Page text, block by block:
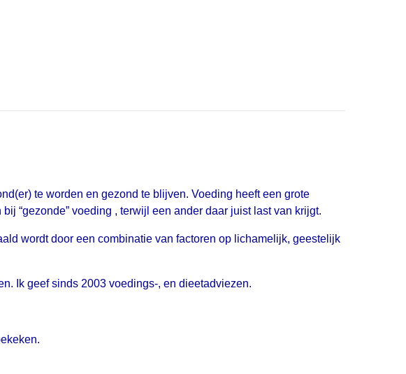
te worden en gezond te blijven. Voeding heeft een grote
“gezonde” voeding , terwijl een ander daar juist last van krijgt.
wordt door een combinatie van factoren op lichamelijk, geestelijk
Ik geef sinds 2003 voedings-, en dieetadviezen.